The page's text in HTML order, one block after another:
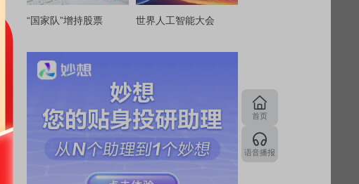
“国家队”增持股票 世界人工智能大会
首页
语音播报